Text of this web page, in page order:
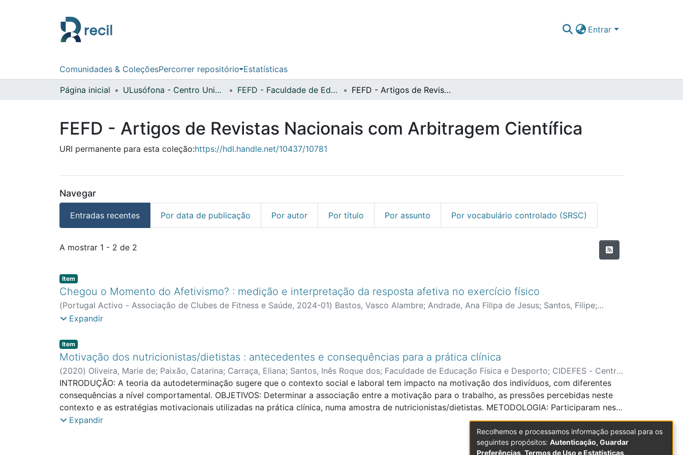
Entrar
Comunidades & ColeçõesPercorrer repositório Estatísticas
Página inicial ULusófona - Centro Universitário de Lisboa FEFD - Faculdade de Educação Física e Desporto FEFD - Artigos de Revistas Nacionais com Arbitragem Científica
FEFD - Artigos de Revistas Nacionais com Arbitragem Científica
URI permanente para esta coleção:https://hdl.handle.net/10437/10781
Navegar
Entradas recentes Por data de publicação Por autor Por título Por assunto Por vocabulário controlado (SRSC)
Entradas recentes
A mostrar 1 - 2 de 2
Item type:
Item,
Chegou o Momento do Afetivismo? : medição e interpretação da resposta afetiva no exercício físico
(Portugal Activo - Associação de Clubes de Fitness e Saúde, 2024-01) Bastos, Vasco Alambre; Andrade, Ana Filipa de Jesus; Santos, Filipe;
Teixeira, Diogo dos Santos
Expandir
Item type:
Item,
Motivação dos nutricionistas/dietistas : antecedentes e consequências para a prática clínica
(2020) Oliveira, Marie de; Paixão, Catarina; Carraça, Eliana; Santos, Inês Roque dos; Faculdade de Educação Física e Desporto; CIDEFES - Centro
de Investigação em Desporto, Educação Física, Exercício e Saúde (CIFI2D)
INTRODUÇÃO: A teoria da autodeterminação sugere que o contexto social e laboral tem impacto na motivação dos indivíduos, com diferentes
consequências a nível comportamental. OBJETIVOS: Determinar a associação entre a motivação para o trabalho, as pressões percebidas neste
contexto e as estratégias motivacionais utilizadas na prática clínica, numa amostra de nutricionistas/dietistas. METODOLOGIA: Participaram neste
estudo 134 profissionais, tendo-se avaliado as suas características sociodemográficas e inerentes à profissão. Nos profissionais que exerciam
em contexto clínico, avaliou-se ainda a sua motivação para o trabalho, a pressão percebida no trabalho e a perceção da utilização de estratégias
motivacionais de suporte vs. de controlo na sua prática clínica, com recurso a versões adaptadas e/ou traduzidas de instrumentos validados
Expandir
Recolhemos e processamos informação pessoal para os
seguintes propósitos: Autenticação, Guardar
Preferências, Termos de Uso e Estatísticas.